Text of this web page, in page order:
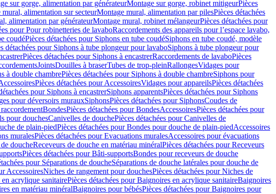
sur gorge, alimentation par générateurMontage sur gorge, robinet mitigeurPièces
alimentation sur secteurMontage mural, alimentation par pilesPièces détachées
alimentation par générateurMontage mural, robinet mélangeurPièces détachées pour
pour Pour robinetteries de lavaboRaccordements des appareils pour l’espace lavabo,
coudéPièces détachées pour Siphons en tube coudéSiphons en tube coudé, modèle
détachées pour Siphons à tube plongeur pour lavaboSiphons à tube plongeur pour
Pièces détachées pour Siphons à encastrerRaccordements de lavaboPièces
JointsDouilles à braserTubes de trop-pleinRallongesVidages pour
à double chambrePièces détachées pour Siphons à double chambreSiphons pour
Pièces détachées pour AccessoiresVidages pour appareilsPièces détachées
pour Siphons à encastrerSiphons apparentsPièces détachées pour Siphons
pour déversoirs murauxSiphonsPièces détachées pour SiphonsCoudes de
BondesPièces détachées pour BondesAccessoiresPièces détachées pour
pour douchesCanivelles de douchePièces détachées pour Canivelles de
de plain-piedPièces détachées pour Bondes pour douche de plain-piedAccessoires
muralesPièces détachées pour Evacuations muralesAccessoires pour évacuations
doucheReceveurs de douche en matériau minéralPièces détachées pour Receveurs
Pièces détachées pour Bâti-supportsBondes pour receveurs de douche
pour Séparations de doucheSéparations de douche latérales pour douche de
AccessoiresNiches de rangement pour douchesPièces détachées pour Niches de
acrylique sanitairePièces détachées pour Baignoires en acrylique sanitaireBaignoires
en matériau minéralBaignoires pour bébésPièces détachées pour Baignoires pour